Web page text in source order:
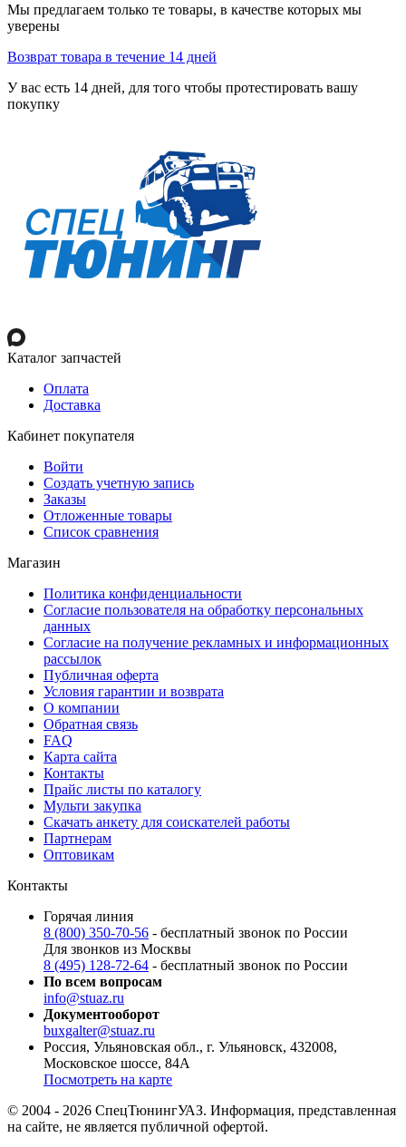
Мы предлагаем только те товары, в качестве которых мы
уверены
Возврат товара в течение 14 дней
У вас есть 14 дней, для того чтобы протестировать вашу
покупку
Каталог запчастей
Оплата
Доставка
Кабинет покупателя
Войти
Создать учетную запись
Заказы
Отложенные товары
Список сравнения
Магазин
Политика конфиденциальности
Согласие пользователя на обработку персональных
данных
Согласие на получение рекламных и информационных
рассылок
Публичная оферта
Условия гарантии и возврата
О компании
Обратная связь
FAQ
Карта сайта
Контакты
Прайс листы по каталогу
Мульти закупка
Скачать анкету для соискателей работы
Партнерам
Оптовикам
Контакты
Горячая линия
8 (800) 350-70-56 - бесплатный звонок по России
Для звонков из Москвы
8 (495) 128-72-64 - бесплатный звонок по России
По всем вопросам
info@stuaz.ru
Документооборот
buxgalter@stuaz.ru
Россия, Ульяновская обл., г. Ульяновск, 432008,
Московское шоссе, 84А
Посмотреть на карте
© 2004 - 2026 СпецТюнингУАЗ. Информация, представленная
на сайте, не является публичной офертой.